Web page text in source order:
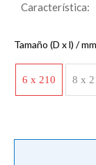
Característica:
Tamaño (D x l) /
6 x 210 8 x